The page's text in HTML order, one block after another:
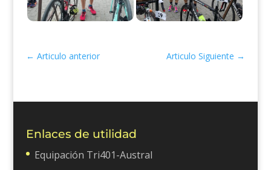
← Articulo anterior Articulo Siguiente →
Enlaces de utilidad
Equipación Tri401-Austral